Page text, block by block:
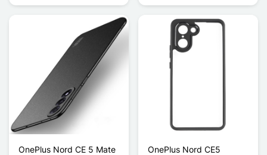
OnePlus Nord CE 5 Mate
OnePlus Nord CE5